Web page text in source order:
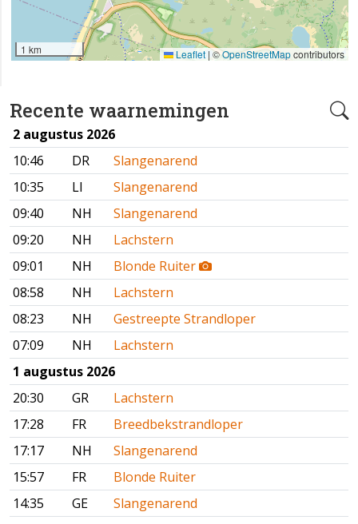
Recente waarnemingen
2 augustus 2026
10:46
DR
Slangenarend
10:35
LI
Slangenarend
09:40
NH
Slangenarend
09:20
NH
Lachstern
09:01
NH
Blonde Ruiter
08:58
NH
Lachstern
08:23
NH
Gestreepte Strandloper
07:09
NH
Lachstern
1 augustus 2026
20:30
GR
Lachstern
17:28
FR
Breedbekstrandloper
17:17
NH
Slangenarend
15:57
FR
Blonde Ruiter
14:35
GE
Slangenarend
1 km Leaflet |©OpenStreetMapcontributors